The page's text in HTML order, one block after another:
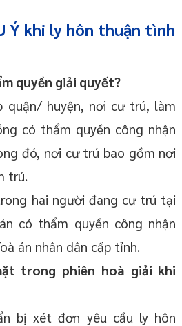
Ý khi ly hôn thuận tình
quyền giải quyết?
quận/ huyện, nơi cư trú, làm
có thẩm quyền công nhận
đó, nơi cư trú bao gồm nơi
trú.
hai người đang cư trú tại
có thẩm quyền công nhận
án nhân dân cấp tỉnh.
trong phiên hoà giải khi
bị xét đơn yêu cầu ly hôn